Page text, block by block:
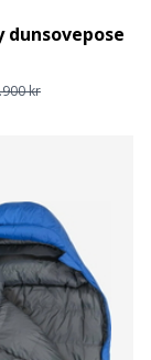
dunsovepose
kr